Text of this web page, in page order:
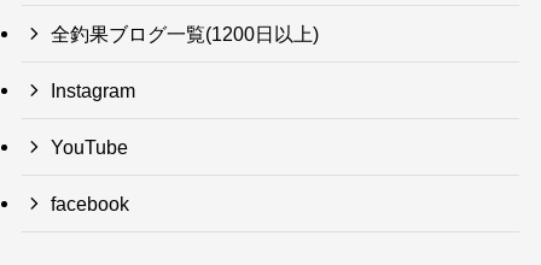
全釣果ブログ一覧(1200日以上)
Instagram
YouTube
facebook